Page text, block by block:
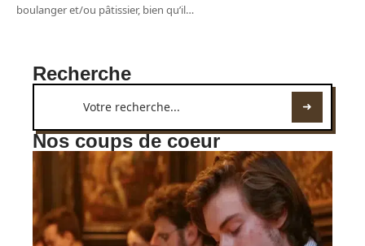
boulanger et/ou pâtissier, bien qu’il…
Recherche
Nos coups de coeur